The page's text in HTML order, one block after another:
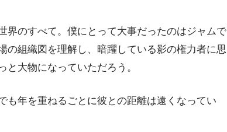
界のすべて。僕にとって大事だったのはジャムで
の組織図を理解し、暗躍している影の権力者に思
大物になっていただろう。
も年を重ねるごとに彼との距離は遠くなってい